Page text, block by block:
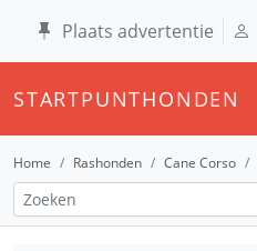
Plaats advertentie
STARTPUNTHONDEN
Home Rashonden Cane Corso